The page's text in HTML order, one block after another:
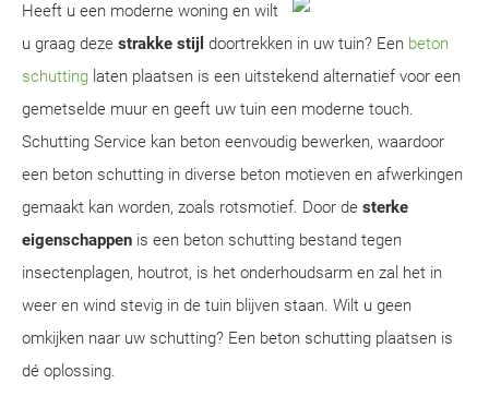
Heeft u een moderne woning en wilt
u graag deze strakke stijl doortrekken in uw tuin? Een beton
schutting laten plaatsen is een uitstekend alternatief voor een
gemetselde muur en geeft uw tuin een moderne touch.
Schutting Service kan beton eenvoudig bewerken, waardoor
een beton schutting in diverse beton motieven en afwerkingen
gemaakt kan worden, zoals rotsmotief. Door de sterke
eigenschappen is een beton schutting bestand tegen
insectenplagen, houtrot, is het onderhoudsarm en zal het in
weer en wind stevig in de tuin blijven staan. Wilt u geen
omkijken naar uw schutting? Een beton schutting plaatsen is
dé oplossing.